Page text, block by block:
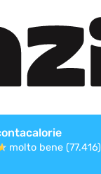
molto bene (77.416)